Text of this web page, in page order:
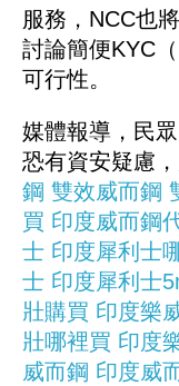
服務，NCC也
討論簡便KYC
可行性。
媒體報導，民
恐有資安疑慮，
鋼 雙效威而鋼
買 印度威而鋼
士 印度犀利士
士 印度犀利士
壯購買 印度樂
壯哪裡買 印度
威而鋼 印度威